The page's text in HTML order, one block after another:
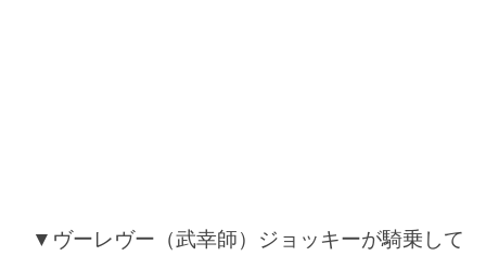
▼ヴーレヴー（武幸師）ジョッキーが騎乗して